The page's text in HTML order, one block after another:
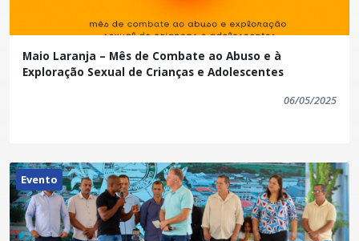
Vieira Barradas Vereador Raimundo - indicou
Anderson de Souza Amaral Vereador Valdeci -
reafirma, com essa iniciativa, seu respeito e sua
gratidão aos que fazem da terra um meio de vida e
de esperança. Que o Título Antônio Medeiros Neto
rurual.
Maio Laranja – Mês de Combate ao Abuso e à
Exploração Sexual de Crianças e Adolescentes
06/05/2025
Evento